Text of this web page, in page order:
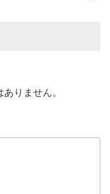
りません。